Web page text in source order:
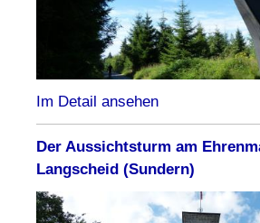
Im Detail ansehen
Der Aussichtsturm am
Langscheid (Sundern)